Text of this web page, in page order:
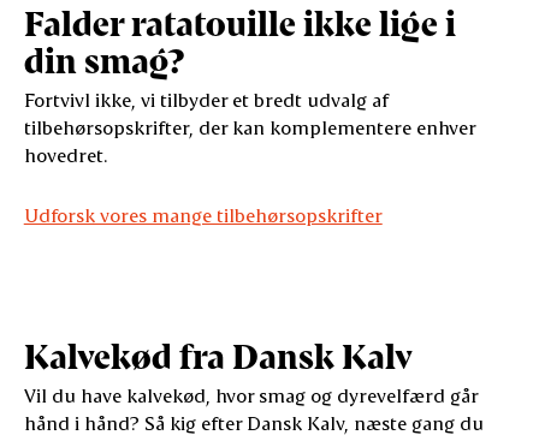
Falder ratatouille ikke lige i
din smag?
Fortvivl ikke, vi tilbyder et bredt udvalg af
tilbehørsopskrifter, der kan komplementere enhver
hovedret.
Udforsk vores mange tilbehørsopskrifter
Kalvekød fra Dansk Kalv
Vil du have kalvekød, hvor smag og dyrevelfærd går
hånd i hånd? Så kig efter Dansk Kalv, næste gang du